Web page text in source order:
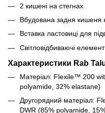
2 кишені на стегнах
Вбудована задня кишеня
Вставка ластовиці для
Світловідбиваючі
Характеристики Rab
Матеріал: Flexile™ 200
polyamide, 32% elastane)
Другорядний матеріал:
DWR (85% polyamide,